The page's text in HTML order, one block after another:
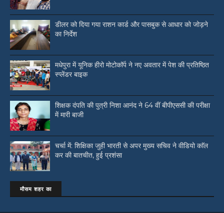
डीलर को दिया गया राशन कार्ड और पासबुक से आधार को जोड़ने
का निर्देश
मधेपुरा में यूनिक हीरो मोटोकॉर्प ने नए अवतार में पेश की प्रतिष्ठित
स्प्लेंडर बाइक
शिक्षक दंपति की पुत्री निशा आनंद ने 64 वीं बीपीएससी की परीक्षा
में मारी बाजी
चर्चा में: शिक्षिका जुही भारती से अपर मुख्य सचिव ने वीडियो काॅल
कर की बातचीत, हुई प्रशंसा
मौसम शहर का